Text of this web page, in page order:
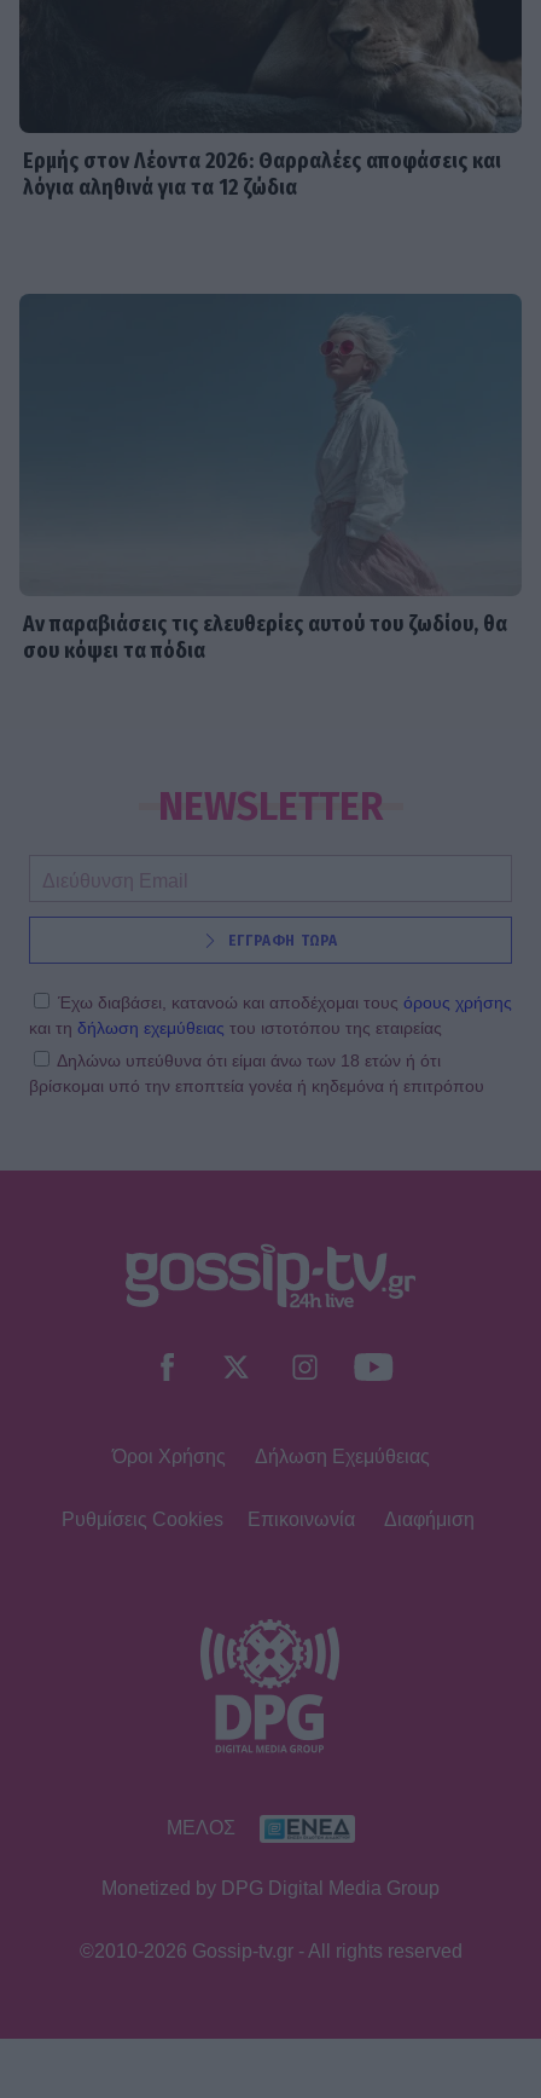
Ερμής στον Λέοντα 2026: Θαρραλέες αποφάσεις και
λόγια αληθινά για τα 12 ζώδια
Αν παραβιάσεις τις ελευθερίες αυτού του ζωδίου, θα
σου κόψει τα πόδια
NEWSLETTER
ΕΓΓΡΑΦΗ ΤΩΡΑ
Έχω διαβάσει, κατανοώ και αποδέχομαι τους όρους χρήσης
και τη δήλωση εχεμύθειας του ιστοτόπου της εταιρείας
Δηλώνω υπεύθυνα ότι είμαι άνω των 18 ετών ή ότι
βρίσκομαι υπό την εποπτεία γονέα ή κηδεμόνα ή επιτρόπου
Όροι Χρήσης Δήλωση Εχεμύθειας
Ρυθμίσεις Cookies Επικοινωνία Διαφήμιση
ΜΕΛΟΣ
Monetized by DPG Digital Media Group
©2010-2026 Gossip-tv.gr - All rights reserved